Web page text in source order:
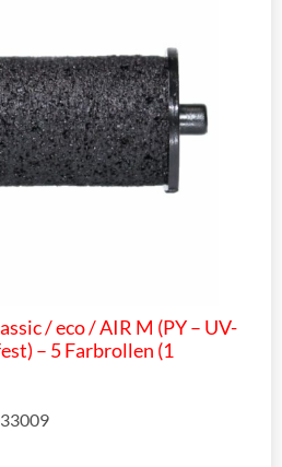
/ eco / AIR M (PY – UV-
– 5 Farbrollen (1